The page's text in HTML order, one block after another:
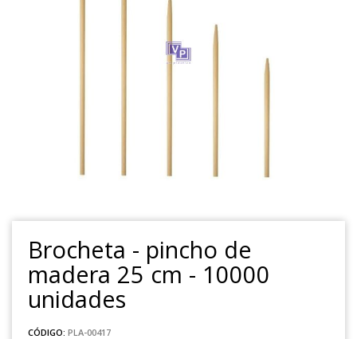
Brocheta - pincho de
madera 25 cm - 10000
unidades
CÓDIGO: PLA-00417